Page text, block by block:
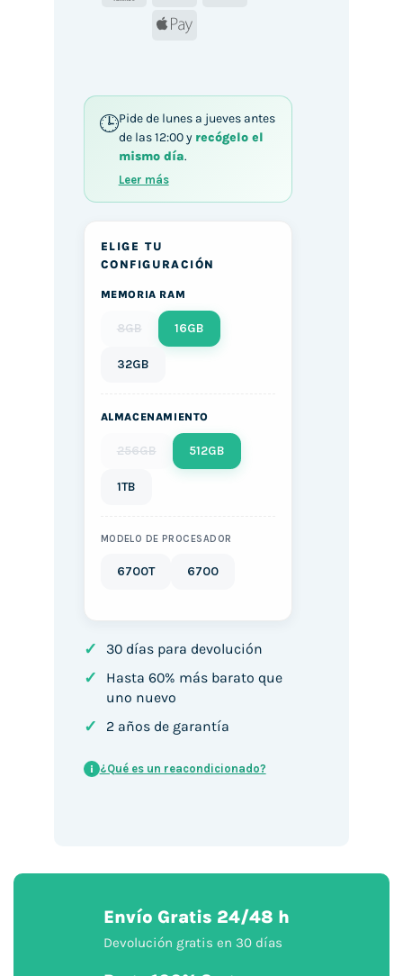
Apple
Pide de lunes a jueves antes
de las 12:00 y recógelo el
mismo día.
Leer más
ELIGE TU
CONFIGURACIÓN
MEMORIA RAM
8GB 16GB
32GB
ALMACENAMIENTO
256GB 512GB
1TB
MODELO DE PROCESADOR
6700T 6700
✓ 30 días para devolución
✓
Hasta 60% más barato que
uno nuevo
✓ 2 años de garantía
i ¿Qué es un reacondicionado?
Envío Gratis 24/48 h
Devolución gratis en 30 días